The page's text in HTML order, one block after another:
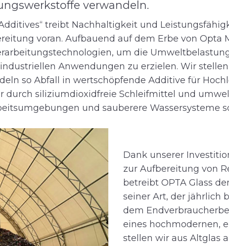
verwandeln.
treibt Nachhaltigkeit und
voran. Aufbauend auf dem Erbe von Opta
um die
Anwendungen zu erzielen. Wir
so Abfall in wertschöpfende Additive für
durch siliziumdioxidfreie Schleifmittel und
und sauberere Wassersysteme
Dank unserer
zur Aufbereitung von
betreibt OPTA Glass
seiner Art, der jährlich
dem
eines hochmodernen,
stellen wir aus Altglas